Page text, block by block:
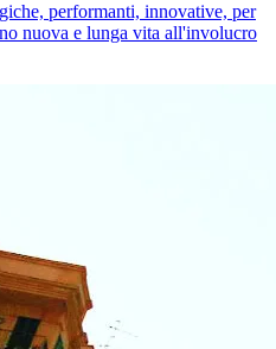
performanti, innovative, per
nuova e lunga vita all'involucro